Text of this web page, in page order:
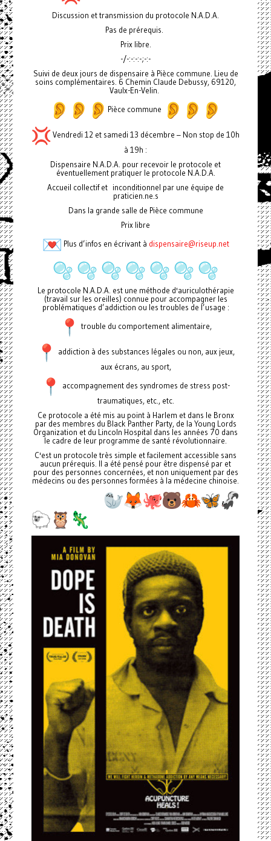
Discussion et transmission du protocole N.A.D.A.
Pas de prérequis.
Prix libre.
-/-:-:-:-;-:-
Suivi de deux jours de dispensaire à Pièce commune. Lieu de
soins complémentaires. 6 Chemin Claude Debussy, 69120,
Vaulx-En-Velin.
Pièce commune
Vendredi 12 et samedi 13 décembre – Non stop de 10h
à 19h :
Dispensaire N.A.D.A. pour recevoir le protocole et
éventuellement pratiquer le protocole N.A.D.A.
Accueil collectif et inconditionnel par une équipe de
praticien.ne.s
Dans la grande salle de Pièce commune
Prix libre
Plus d’infos en écrivant à dispensaire@riseup.net
Le protocole N.A.D.A. est une méthode d'auriculothérapie
(travail sur les oreilles) connue pour accompagner les
problématiques d’addiction ou les troubles de l’usage :
trouble du comportement alimentaire,
addiction à des substances légales ou non, aux jeux,
aux écrans, au sport,
accompagnement des syndromes de stress post-
traumatiques, etc., etc.
Ce protocole a été mis au point à Harlem et dans le Bronx
par des membres du Black Panther Party, de la Young Lords
Organization et du Lincoln Hospital dans les années 70 dans
le cadre de leur programme de santé révolutionnaire.
C'est un protocole très simple et facilement accessible sans
aucun prérequis. Il a été pensé pour être dispensé par et
pour des personnes concernées, et non uniquement par des
médecins ou des personnes formées à la médecine chinoise.